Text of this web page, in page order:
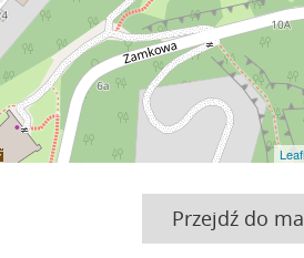
Przejdź do